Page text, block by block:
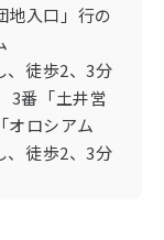
地入口」行の
、徒歩2、3分
3番「土井営
オロシアム
、徒歩2、3分